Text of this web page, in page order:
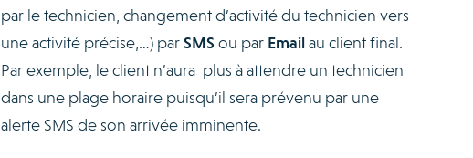
par le technicien, changement d’activité du technicien vers
une activité précise,…) parSMS ou par Emailau client final.
Par exemple, le client n’aura plus à attendre un technicien
dans une plage horaire puisqu’il sera prévenu par une
alerte SMS de son arrivée imminente.